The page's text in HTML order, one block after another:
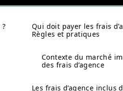
Qui doit payer les frais
Règles et pratiques
Contexte du marché
des frais d’agence
Les frais d’agence inclus